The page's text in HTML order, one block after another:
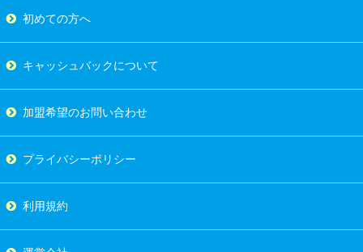
初めての方へ
キャッシュバックについて
加盟希望のお問い合わせ
プライバシーポリシー
利用規約